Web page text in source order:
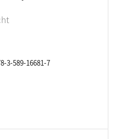
3-589-16681-7